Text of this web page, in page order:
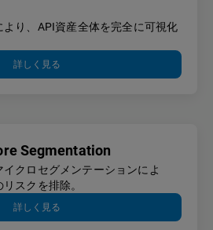
り、API資産全体を完全に可視化
詳しく見る
Segmentation
クロセグメンテーションによ
スクを排除。
詳しく見る